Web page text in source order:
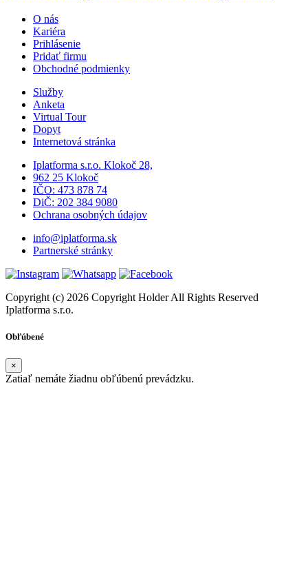
O nás
Kariéra
Prihlásenie
Pridať firmu
Obchodné podmienky
Služby
Anketa
Virtual Tour
Dopyt
Internetová stránka
Iplatforma s.r.o. Klokoč 28,
962 25 Klokoč
IČO: 473 878 74
DiČ: 202 384 9080
Ochrana osobných údajov
info@iplatforma.sk
Partnerské stránky
Copyright (c) 2026 Copyright Holder All Rights Reserved
Iplatforma s.r.o.
Obľúbené
×
Zatiaľ nemáte žiadnu obľúbenú prevádzku.